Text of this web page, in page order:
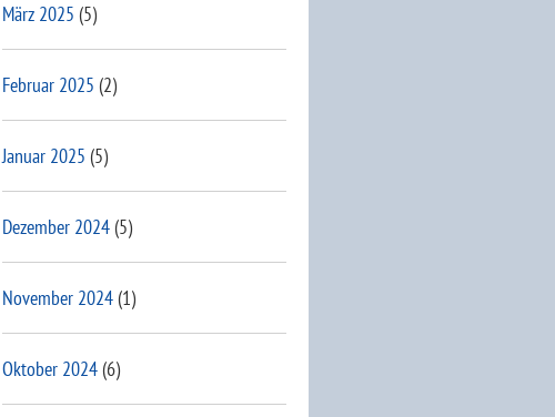
März 2025 (5)
Februar 2025 (2)
Januar 2025 (5)
Dezember 2024(5)
November 2024(1)
Oktober 2024(6)